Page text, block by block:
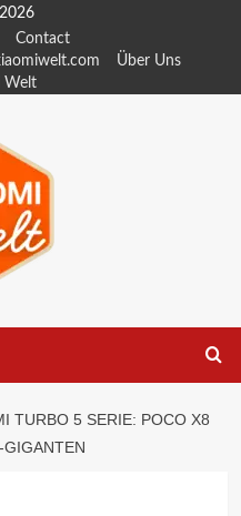
Contact
Über Uns
Welt
TURBO 5 SERIE: POCO X8